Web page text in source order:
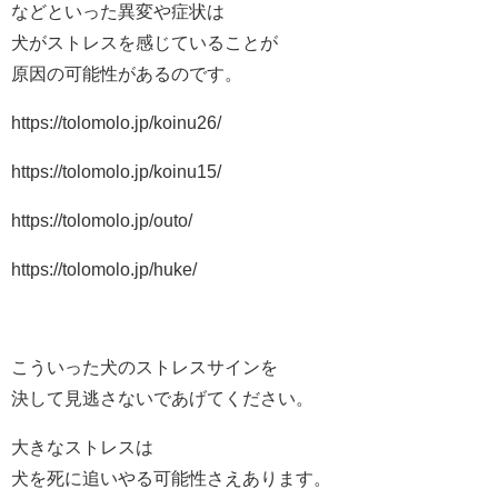
などといった異変や症状は
犬がストレスを感じていることが
原因の可能性があるのです。
https://tolomolo.jp/koinu26/
https://tolomolo.jp/koinu15/
https://tolomolo.jp/outo/
https://tolomolo.jp/huke/
こういった犬のストレスサインを
決して見逃さないであげてください。
大きなストレスは
犬を死に追いやる可能性さえあります。